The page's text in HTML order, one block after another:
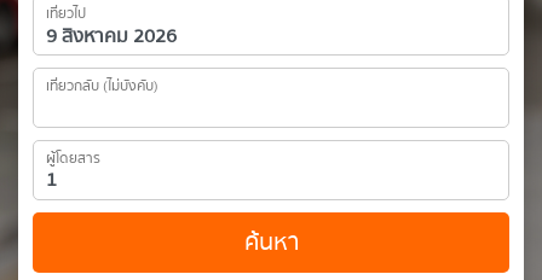
เที่ยวไป
เที่ยวกลับ (ไม่บังคับ)
ผู้โดยสาร
ค้นหา